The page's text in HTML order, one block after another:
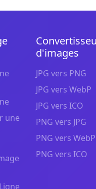
une
d'images
JPG vers PNG
JPG vers WebP
JPG vers ICO
PNG vers JPG
PNG vers WebP
PNG vers ICO